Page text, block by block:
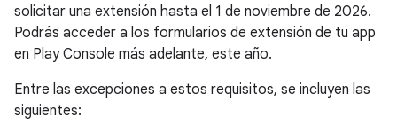
solicitar una extensión hasta el 1 de noviembre de 2026.
Podrás acceder a los formularios de extensión de tu app
en Play Console más adelante, este año.
Entre las excepciones a estos requisitos, se incluyen las
siguientes: